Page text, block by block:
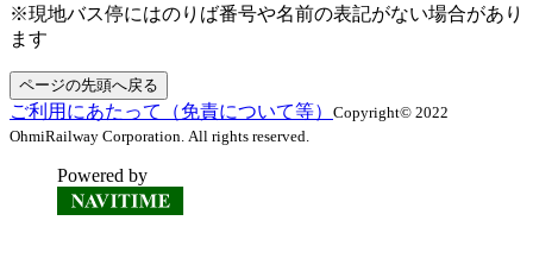
※現地バス停にはのりば番号や名前の表記がない場合があり
ます
ページの先頭へ戻る
ご利用にあたって（免責について等） Copyright© 2022
OhmiRailway Corporation. All rights reserved.
Powered by